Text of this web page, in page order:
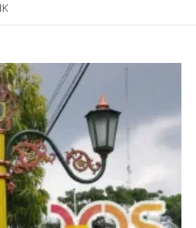
Tempa Mewah